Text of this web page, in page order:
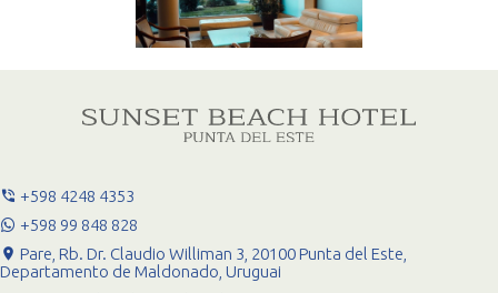
+598 4248 4353
+598 99 848 828
Pare, Rb. Dr. Claudio Williman 3, 20100 Punta del Este,
Departamento de Maldonado, Uruguai